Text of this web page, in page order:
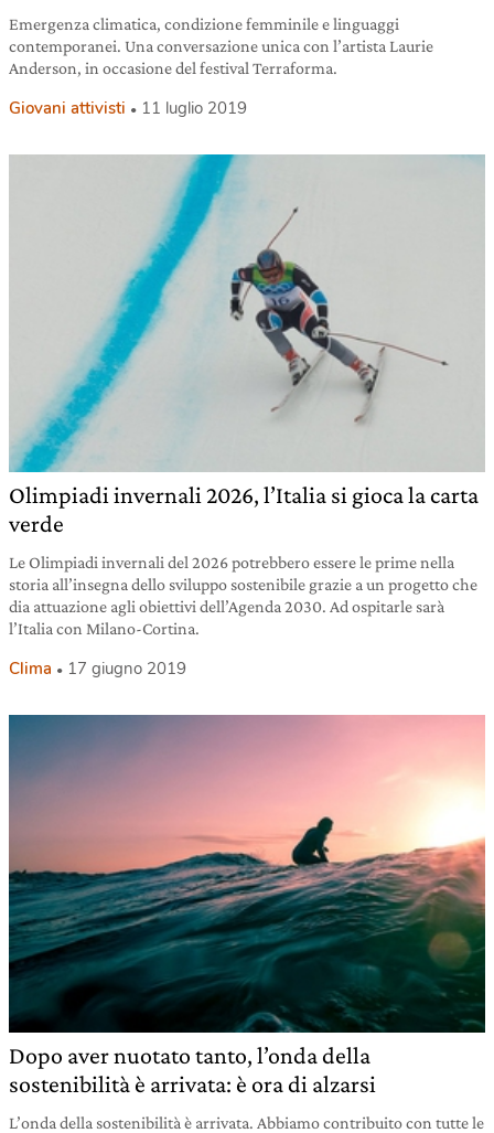
Emergenza climatica, condizione femminile e linguaggi
contemporanei. Una conversazione unica con l’artista Laurie
Anderson, in occasione del festival Terraforma.
Giovani attivisti 11 luglio 2019
Olimpiadi invernali 2026, l’Italia si gioca la carta
verde
Le Olimpiadi invernali del 2026 potrebbero essere le prime nella
storia all’insegna dello sviluppo sostenibile grazie a un progetto che
dia attuazione agli obiettivi dell’Agenda 2030. Ad ospitarle sarà
l’Italia con Milano-Cortina.
Clima 17 giugno 2019
Dopo aver nuotato tanto, l’onda della
sostenibilità è arrivata: è ora di alzarsi
L’onda della sostenibilità è arrivata. Abbiamo contribuito con tutte le